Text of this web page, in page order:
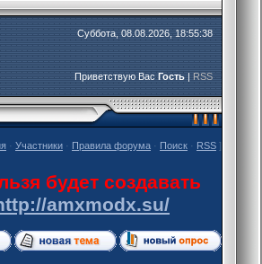
Суббота, 08.08.2026, 18:55:38
Приветствую Вас Гость|RSS
· Участники · Правила форума · Поиск · RSS ]
будет создавать
amxmodx.su/